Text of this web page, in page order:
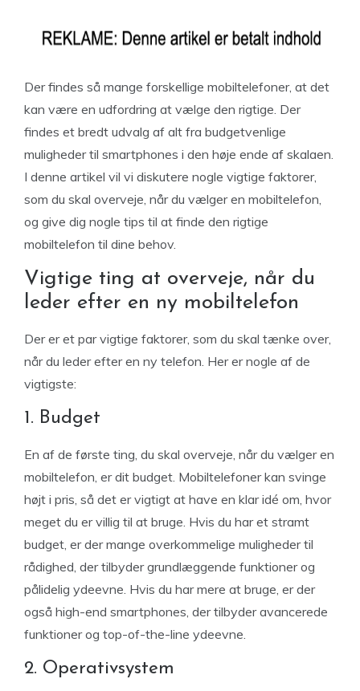
Der findes så mange forskellige mobiltelefoner, at det
kan være en udfordring at vælge den rigtige. Der
findes et bredt udvalg af alt fra budgetvenlige
muligheder til smartphones i den høje ende af skalaen.
I denne artikel vil vi diskutere nogle vigtige faktorer,
som du skal overveje, når du vælger en mobiltelefon,
og give dig nogle tips til at finde den rigtige
mobiltelefon til dine behov.
Vigtige ting at overveje, når du
leder efter en ny mobiltelefon
Der er et par vigtige faktorer, som du skal tænke over,
når du leder efter en ny telefon. Her er nogle af de
vigtigste:
1. Budget
En af de første ting, du skal overveje, når du vælger en
mobiltelefon, er dit budget. Mobiltelefoner kan svinge
højt i pris, så det er vigtigt at have en klar idé om, hvor
meget du er villig til at bruge. Hvis du har et stramt
budget, er der mange overkommelige muligheder til
rådighed, der tilbyder grundlæggende funktioner og
pålidelig ydeevne. Hvis du har mere at bruge, er der
også high-end smartphones, der tilbyder avancerede
funktioner og top-of-the-line ydeevne.
2. Operativsystem